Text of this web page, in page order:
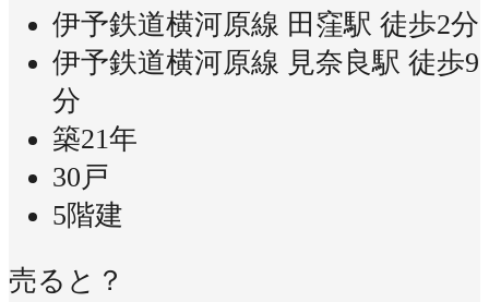
伊予鉄道横河原線 田窪駅 徒歩2分
伊予鉄道横河原線 見奈良駅 徒歩9
分
築21年
30戸
5階建
売ると？